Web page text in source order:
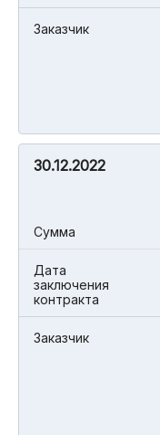
Заказчик
30.12.2022
Cумма
Дата
заключения
контракта
Заказчик